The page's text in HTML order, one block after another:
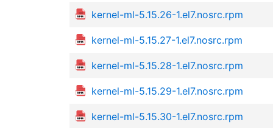
kernel-ml-5.15.26-1.el7.nosrc.rpm
kernel-ml-5.15.27-1.el7.nosrc.rpm
kernel-ml-5.15.28-1.el7.nosrc.rpm
kernel-ml-5.15.29-1.el7.nosrc.rpm
kernel-ml-5.15.30-1.el7.nosrc.rpm